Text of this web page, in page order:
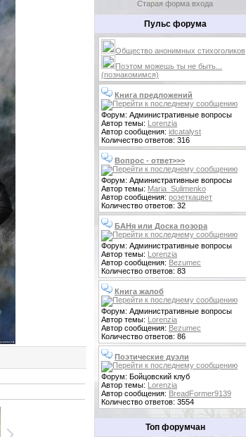
Старая форма входа
Пульс форума
Общество анонимных стихоголиков
Поэтом можешь ты не быть...
(познакомимся)
Книга предложений
Форум: Административные вопросы
Автор темы: Lorenzia
Автор сообщения: idcatalyst
Количество ответов: 316
Вопрос - ответ>>>
Форум: Административные вопросы
Автор темы: Maria_Sulimenko
Автор сообщения: розеткацвет
Количество ответов: 32
БАНя или Доска позора
Форум: Административные вопросы
Автор темы: Lorenzia
Автор сообщения: Bezumec
Количество ответов: 83
Книга жалоб
Форум: Административные вопросы
Автор темы: Lorenzia
Автор сообщения: Bezumec
Количество ответов: 86
Поэтические дуэли
Форум: Бойцовский клуб
Автор темы: Lorenzia
Автор сообщения: BreadFormer9139
Количество ответов: 3554
Топ форумчан